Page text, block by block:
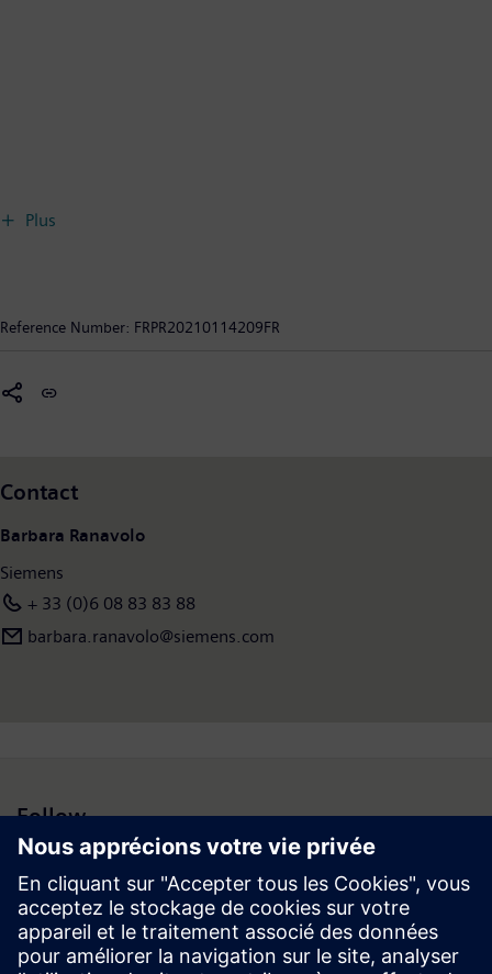
Plus
Reference Number: FRPR20210114209FR
Contact
Barbara Ranavolo
Siemens
+ 33 (0)6 08 83 83 88
barbara.ranavolo@siemens.com
Follow
Espace médias | Entreprise | Siemens